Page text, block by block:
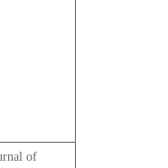
of